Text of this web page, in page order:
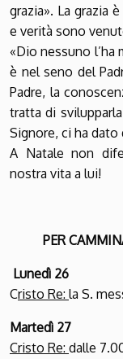
grazia». La grazia
e verità sono
«Dio nessuno
è nel seno del
Padre, la
tratta di
Signore, ci ha dato
A Natale non
nostra vita a lui!
PER
Lunedì 26
Cristo Re: la S.
Martedì 27
Cristo Re: dalle